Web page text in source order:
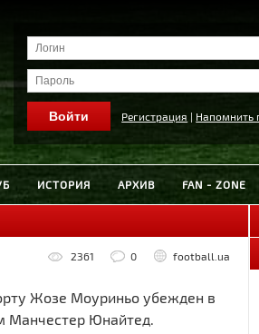
Регистрация | Напомнить
ИСТОРИЯ АРХИВ FAN - ZONE
2361 0 football.ua
Жозе Моуриньо убежден в
Манчестер Юнайтед.